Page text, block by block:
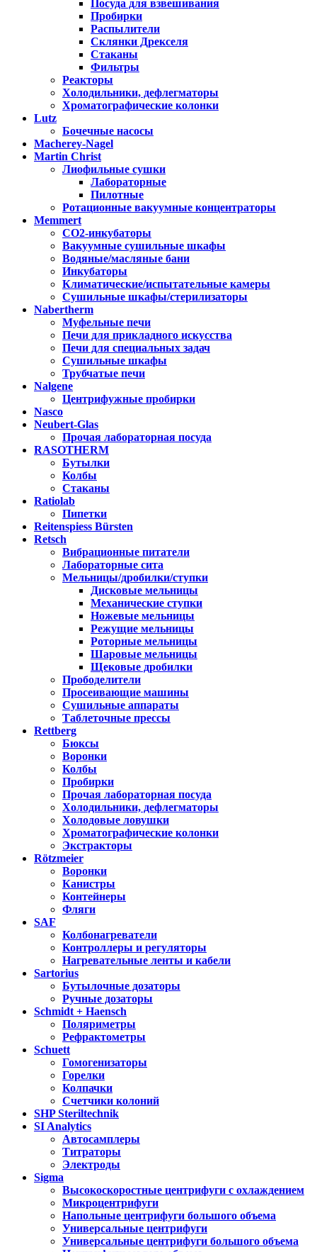
Посуда для взвешивания
Пробирки
Распылители
Склянки Дрекселя
Стаканы
Фильтры
Реакторы
Холодильники, дефлегматоры
Хроматографические колонки
Lutz
Бочечные насосы
Macherey-Nagel
Martin Christ
Лиофильные сушки
Лабораторные
Пилотные
Ротационные вакуумные концентраторы
Memmert
CO2-инкубаторы
Вакуумные сушильные шкафы
Водяные/масляные бани
Инкубаторы
Климатические/испытательные камеры
Сушильные шкафы/стерилизаторы
Nabertherm
Муфельные печи
Печи для прикладного искусства
Печи для специальных задач
Сушильные шкафы
Трубчатые печи
Nalgene
Центрифужные пробирки
Nasco
Neubert-Glas
Прочая лабораторная посуда
RASOTHERM
Бутылки
Колбы
Стаканы
Ratiolab
Пипетки
Reitenspiess Bürsten
Retsch
Вибрационные питатели
Лабораторные сита
Мельницы/дробилки/ступки
Дисковые мельницы
Механические ступки
Ножевые мельницы
Режущие мельницы
Роторные мельницы
Шаровые мельницы
Щековые дробилки
Прободелители
Просеивающие машины
Сушильные аппараты
Таблеточные прессы
Rettberg
Бюксы
Воронки
Колбы
Пробирки
Прочая лабораторная посуда
Холодильники, дефлегматоры
Холодовые ловушки
Хроматографические колонки
Экстракторы
Rötzmeier
Воронки
Канистры
Контейнеры
Фляги
SAF
Колбонагреватели
Контроллеры и регуляторы
Нагревательные ленты и кабели
Sartorius
Бутылочные дозаторы
Ручные дозаторы
Schmidt + Haensch
Поляриметры
Рефрактометры
Schuett
Гомогенизаторы
Горелки
Колпачки
Счетчики колоний
SHP Steriltechnik
SI Analytics
Автосамплеры
Титраторы
Электроды
Sigma
Высокоскоростные центрифуги с охлаждением
Микроцентрифуги
Напольные центрифуги большого объема
Универсальные центрифуги
Универсальные центрифуги большого объема